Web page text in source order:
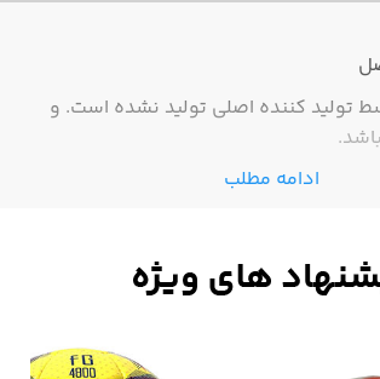
تولید کننده اصلی تولید نشده است. و
ادامه مطلب